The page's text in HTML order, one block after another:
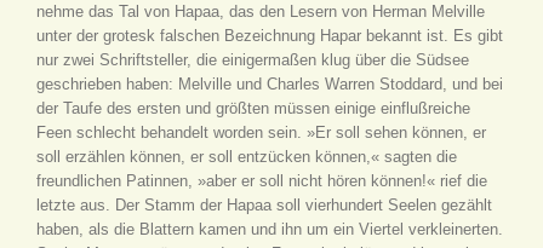
nehme das Tal von Hapaa, das den Lesern von Herman Melville
unter der grotesk falschen Bezeichnung Hapar bekannt ist. Es gibt
nur zwei Schriftsteller, die einigermaßen klug über die Südsee
geschrieben haben: Melville und Charles Warren Stoddard, und bei
der Taufe des ersten und größten müssen einige einflußreiche
Feen schlecht behandelt worden sein. »Er soll sehen können, er
soll erzählen können, er soll entzücken können,« sagten die
freundlichen Patinnen, »aber er soll nicht hören können!« rief die
letzte aus. Der Stamm der Hapaa soll vierhundert Seelen gezählt
haben, als die Blattern kamen und ihn um ein Viertel verkleinerten.